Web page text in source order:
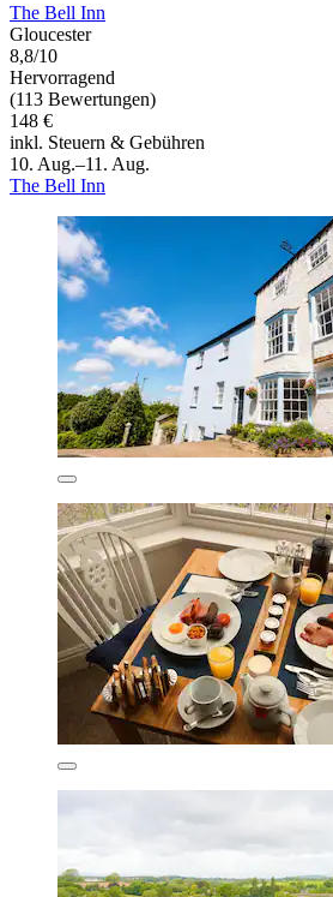
The Bell Inn
Gloucester
8,8/10
Hervorragend
(113 Bewertungen)
148 €
inkl. Steuern & Gebühren
10. Aug.–11. Aug.
The Bell Inn